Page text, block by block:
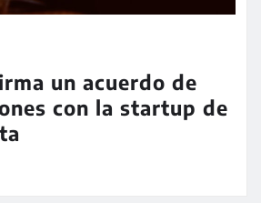
un acuerdo de
con la startup de